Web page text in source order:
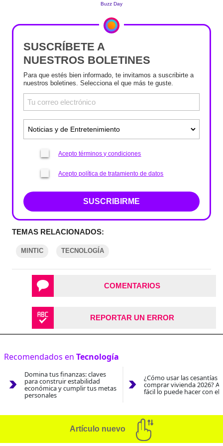
SUSCRÍBETE A
NUESTROS BOLETINES
Para que estés bien informado, te invitamos a suscribirte a
nuestros boletines. Selecciona el que más te guste.
Acepto términos y condiciones
Acepto política de tratamiento de datos
SUSCRIBIRME
TEMAS RELACIONADOS:
MINTIC TECNOLOGÍA
COMENTARIOS
REPORTAR UN ERROR
Recomendados en Tecnología
Domina tus finanzas: claves
para construir estabilidad
económica y cumplir tus metas
personales
¿Cómo usar las cesantías
comprar vivienda 2026?
fácil lo puede hacer con el
Artículo nuevo